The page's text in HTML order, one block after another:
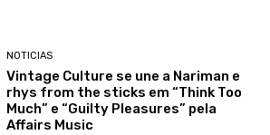
NOTICIAS
Vintage Culture se une a Nariman e
rhys from the sticks em “Think Too
Much” e “Guilty Pleasures” pela
Affairs Music